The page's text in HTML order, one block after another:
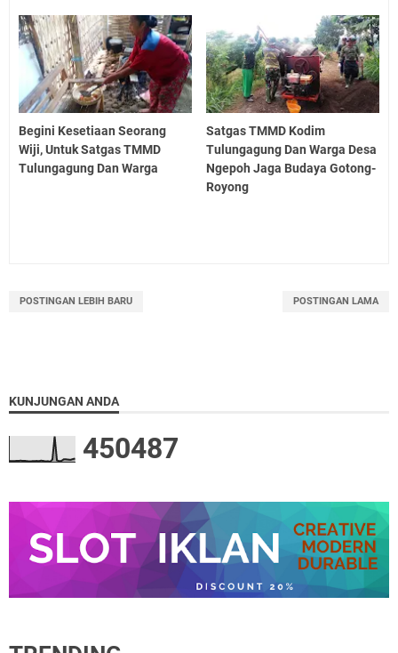
Begini Kesetiaan Seorang
Wiji, Untuk Satgas TMMD
Tulungagung Dan Warga
Satgas TMMD Kodim
Tulungagung Dan Warga Desa
Ngepoh Jaga Budaya Gotong-
Royong
POSTINGAN LEBIH BARU POSTINGAN LAMA
KUNJUNGAN ANDA
450487